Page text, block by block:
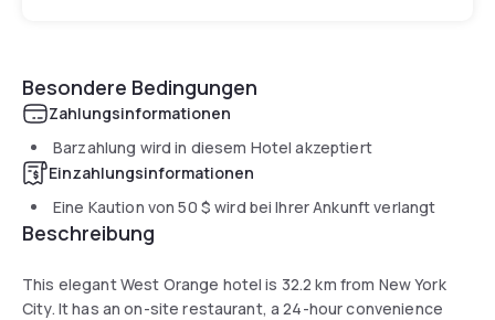
Besondere Bedingungen
Zahlungsinformationen
Barzahlung wird in diesem Hotel akzeptiert
Einzahlungsinformationen
Eine Kaution von50 $ wird bei Ihrer Ankunft verlangt
Beschreibung
This elegant West Orange hotel is 32.2 km from New York
City. It has an on-site restaurant, a 24-hour convenience